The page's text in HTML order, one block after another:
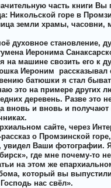
часть книги
Никольской горе в
земли храмы, часовни,
духовное становление,
Иеронима
на машине свозить его к
Иероним
батюшки я стал
это на примере других
деревень. Разве это
вновь и вновь и
сайте, через
о Промзинской
увидел Ваши фотографии.
где мне почему-то
на этом же
который вы
нас свёл».